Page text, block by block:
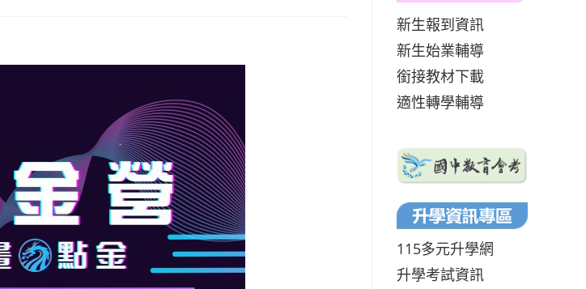
新生報到資訊
新生始業輔導
銜接教材下載
適性轉學輔導
115多元升學網
升學考試資訊